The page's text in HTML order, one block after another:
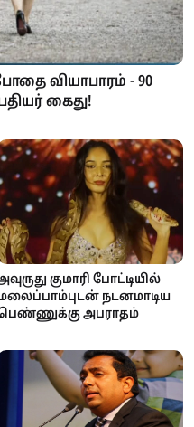
வியாபாரம் - 90
கைது!
குமாரி போட்டியில்
நடனமாடிய
அபராதம்